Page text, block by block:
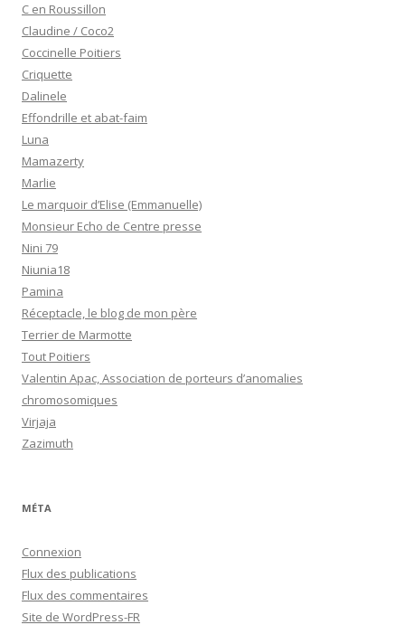
C en Roussillon
Claudine / Coco2
Coccinelle Poitiers
Criquette
Dalinele
Effondrille et abat-faim
Luna
Mamazerty
Marlie
Le marquoir d’Elise (Emmanuelle)
Monsieur Echo de Centre presse
Nini 79
Niunia18
Pamina
Réceptacle, le blog de mon père
Terrier de Marmotte
Tout Poitiers
Valentin Apac, Association de porteurs d’anomalies
chromosomiques
Virjaja
Zazimuth
MÉTA
Connexion
Flux des publications
Flux des commentaires
Site de WordPress-FR